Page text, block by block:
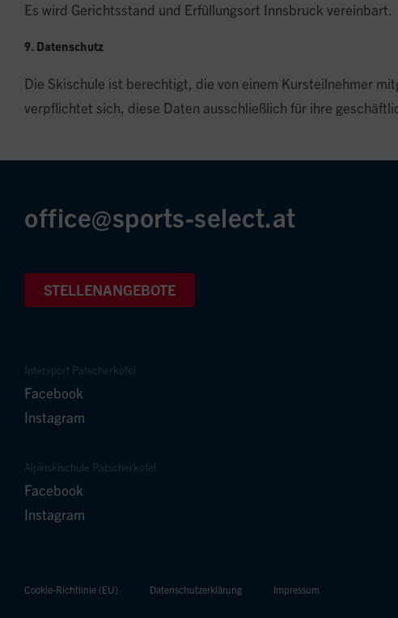
Es wird Gerichtsstand und Erfüllungsort Innsbruck vereinbart.
9. Datenschutz
Die Skischule ist berechtigt, die von einem Kursteilnehmer
verpflichtet sich, diese Daten ausschließlich für ihre
office@sports-select.at
STELLENANGEBOTE
Intersport Patscherkofel
Facebook
Instagram
Alpinskischule Patscherkofel
Facebook
Instagram
Cookie-Richtlinie (EU) Datenschutzerklärung Impressum